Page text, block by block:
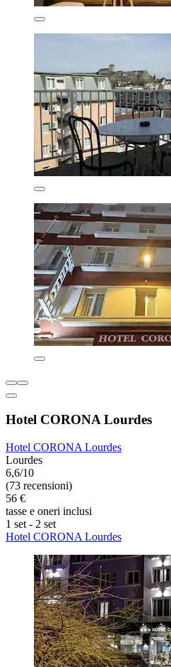
Hotel CORONA Lourdes
Hotel CORONA Lourdes
Lourdes
6,6/10
(73 recensioni)
56 €
tasse e oneri inclusi
1 set - 2 set
Hotel CORONA Lourdes